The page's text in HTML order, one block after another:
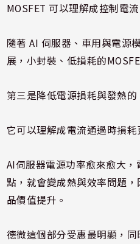
MOSFET 可以理解成控制電
隨著 AI 伺服器、車用與電源
展，小封裝、低損耗的
第三是降低電源損耗與發熱的
它可以理解成電流通過時損耗
AI伺服器電源功率愈來愈大
點，就會變成熱與效率問題
品價值提升。
德微這個部分受惠最明顯，